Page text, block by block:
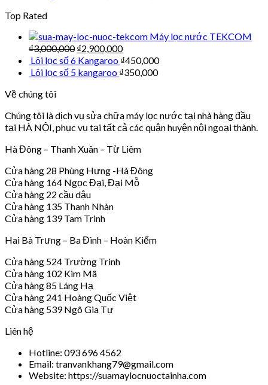
Top Rated
Máy lọc nước TEKCOM
₫3,000,000 ₫2,900,000
Lõi lọc số 6 Kangaroo ₫450,000
Lõi lọc số 5 kangaroo ₫350,000
Về chúng tôi
Chúng tôi là dịch vụ sửa chữa máy lọc nước tại nhà hàng đầu
tại HÀ NỘI, phục vụ tại tất cả các quận huyện nội ngoại thành.
Hà Đông – Thanh Xuân – Từ Liêm
Cửa hàng 28 Phùng Hưng -Hà Đông
Cửa hàng 164 Ngọc Đại, Đại Mỗ
Cửa hàng 22 cầu dậu
Cửa hàng 135 Thanh Nhàn
Cửa hàng 139 Tam Trinh
Hai Bà Trưng – Ba Đình – Hoàn Kiếm
Cửa hàng 524 Trường Trinh
Cửa hàng 102 Kim Mã
Cửa hàng 85 Láng Hạ
Cửa hàng 241 Hoàng Quốc Việt
Cửa hàng 539 Ngô Gia Tự
Liên hệ
Hotline: 093 696 4562
Email: tranvankhang79@gmail.com
Website: https://suamaylocnuoctainha.com